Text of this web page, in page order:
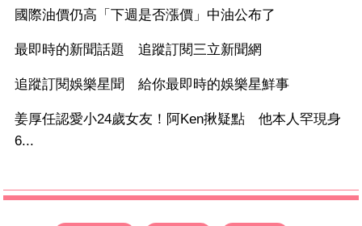
國際油價仍高「下週是否漲價」中油公布了
最即時的新聞話題 追蹤訂閱三立新聞網
追蹤訂閱娛樂星聞 給你最即時的娛樂星鮮事
姜厚任認愛小24歲女友！阿Ken揪疑點 他本人罕現身
6...